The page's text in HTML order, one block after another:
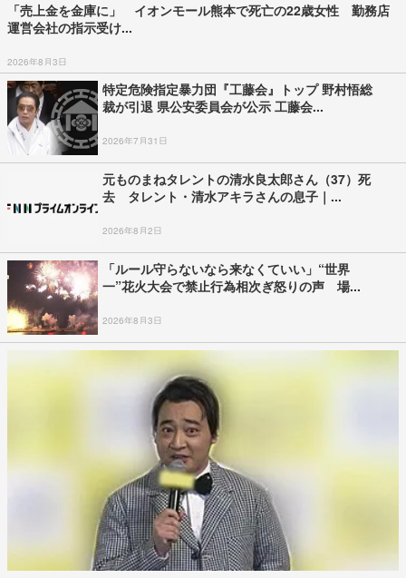
「売上金を金庫に」 イオンモール熊本で死亡の22歳女性 勤務店
運営会社の指示受け...
2026年8月3日
特定危険指定暴力団『工藤会』トップ 野村悟総
裁が引退 県公安委員会が公示 工藤会...
2026年7月31日
元ものまねタレントの清水良太郎さん（37）死
去 タレント・清水アキラさんの息子｜...
2026年8月2日
「ルール守らないなら来なくていい」“世界
一”花火大会で禁止行為相次ぎ怒りの声 場...
2026年8月3日